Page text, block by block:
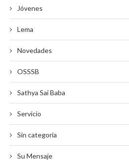
Jóvenes
Lema
Novedades
OSSSB
Sathya Sai Baba
Servicio
Sin categoría
Su Mensaje